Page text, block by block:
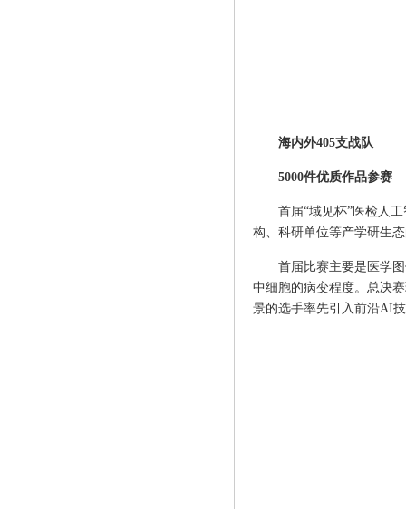
海内外405支战队
5000件优质作品参赛
首届“域见杯”医检人
构、科研单位等产学研生
首届比赛主要是医学
中细胞的病变程度。总决
景的选手率先引入前沿AI